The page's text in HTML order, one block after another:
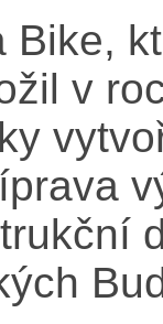
Bike,
v